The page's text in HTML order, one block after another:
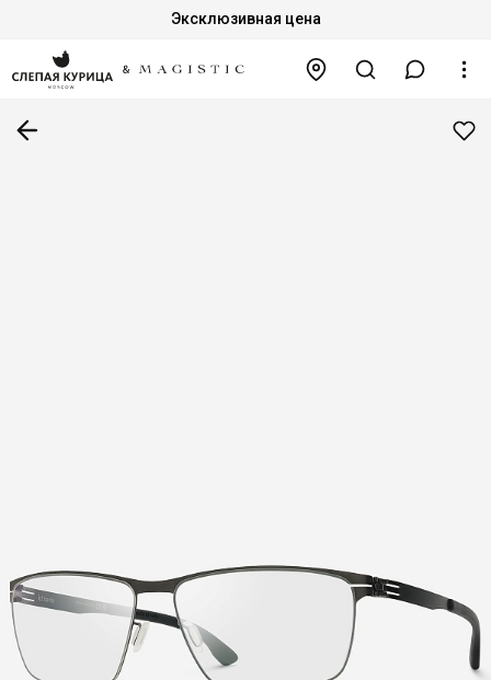
Эксклюзивная цена